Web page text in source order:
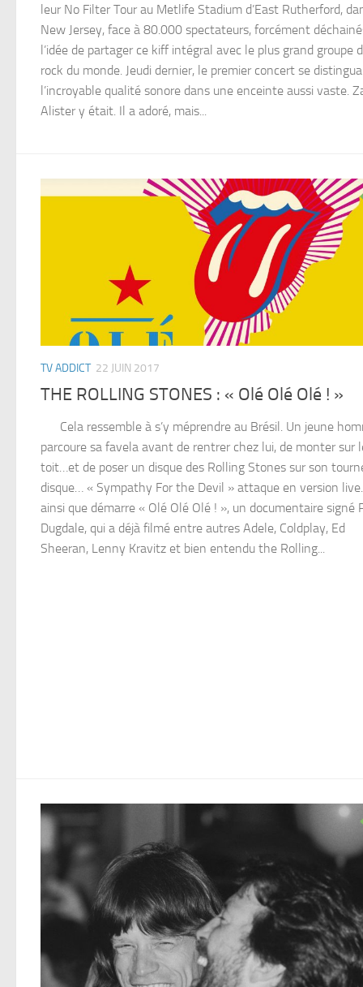
leur No Filter Tour au Metlife Stadium d’East Rutherford,
New Jersey, face à 80.000 spectateurs, forcément
l’idée de partager ce kiff intégral avec le plus grand groupe
rock du monde. Jeudi dernier, le premier concert se
l’incroyable qualité sonore dans une enceinte aussi vaste.
Alister y était. Il a adoré, mais...
TV ADDICT 22 JUIN 2017
THE ROLLING STONES : « Olé Olé Olé ! »
Cela ressemble à s’y méprendre au Brésil. Un jeune
parcoure sa favela avant de rentrer chez lui, de monter sur
toit…et de poser un disque des Rolling Stones sur son
disque… « Sympathy For the Devil » attaque en version
ainsi que démarre « Olé Olé Olé ! », un documentaire signé
Dugdale, qui a déjà filmé entre autres Adele, Coldplay, Ed
Sheeran, Lenny Kravitz et bien entendu the Rolling...